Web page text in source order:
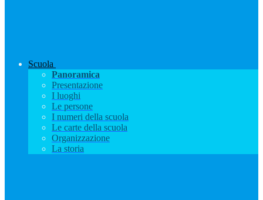
Scuola
Panoramica
Presentazione
I luoghi
Le persone
I numeri della scuola
Le carte della scuola
Organizzazione
La storia